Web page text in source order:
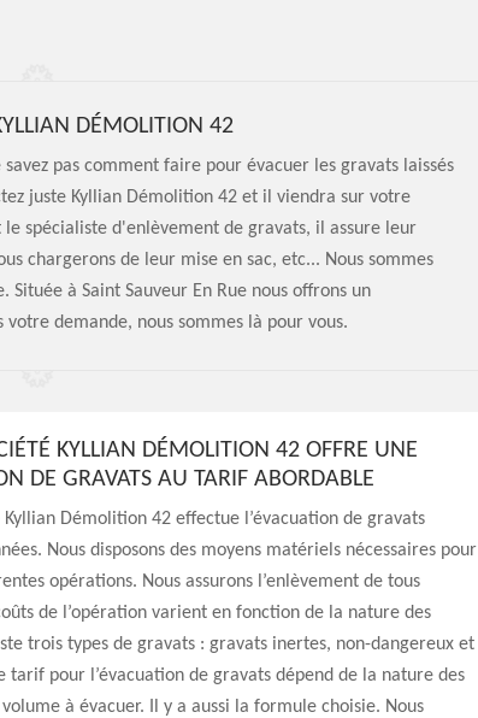
DÉMOLITION 42
pas comment faire pour évacuer les gravats laissés
juste Kyllian Démolition 42 et il viendra sur votre
spécialiste d'enlèvement de gravats, il assure leur
chargerons de leur mise en sac, etc... Nous sommes
à Saint Sauveur En Rue nous offrons un
demande, nous sommes là pour vous.
KYLLIAN DÉMOLITION 42 OFFRE UNE
DE GRAVATS AU TARIF ABORDABLE
Kyllian Démolition 42 effectue l’évacuation de gravats
Nous disposons des moyens matériels nécessaires pour
opérations. Nous assurons l’enlèvement de tous
de l’opération varient en fonction de la nature des
trois types de gravats : gravats inertes, non-dangereux et
tarif pour l’évacuation de gravats dépend de la nature des
à évacuer. Il y a aussi la formule choisie. Nous